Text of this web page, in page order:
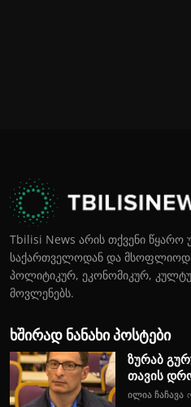
Tbilisi News არის თქვენი წყარო
საქართველოდან და
პოლიტიკურ, ეკონომიკურ,
მოვლენებს.
ხშირად ნანახი პოსტები
ზურაბ
თავის
ილია ჩაჩავა